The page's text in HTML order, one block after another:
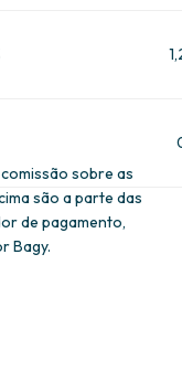
sobre as
são a parte das
de pagamento,
Bagy.